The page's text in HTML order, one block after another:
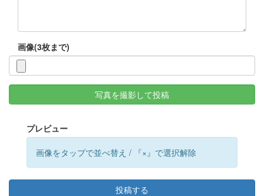
画像(3枚まで)
写真を撮影して投稿
プレビュー
画像をタップで並べ替え / 『×』で選択解除
投稿する